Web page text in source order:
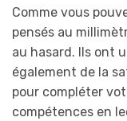
Comme vous
pensés au
au hasard. Ils ont
également de la
pour compléter
compétences en